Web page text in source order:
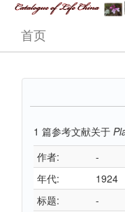
首页
1 篇参考文献关于
作者:
-
年代:
1924
标题:
-